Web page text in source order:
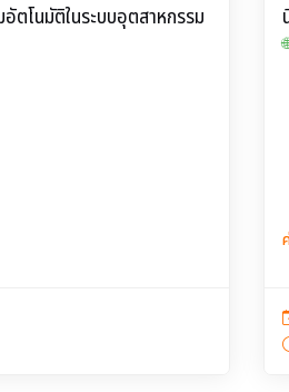
ตโนมัติในระบบอุตสาหกรรม